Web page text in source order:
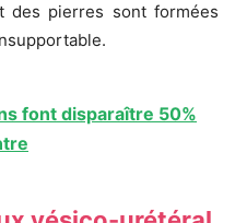
des pierres sont formées
font disparaître 50%